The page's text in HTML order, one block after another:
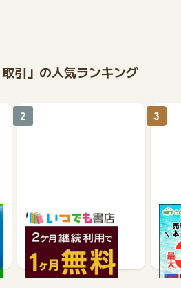
取引」の人気ランキング
いつでも書店
990
2
【
買取
3